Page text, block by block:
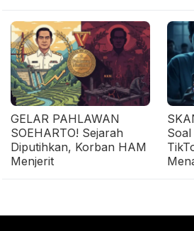
GELAR PAHLAWAN
SOEHARTO! Sejarah
Diputihkan, Korban HAM
Menjerit